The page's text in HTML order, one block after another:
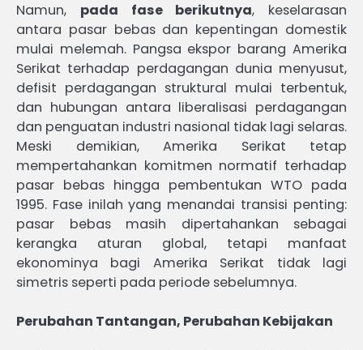
Namun, pada fase berikutnya, keselarasan
antara pasar bebas dan kepentingan domestik
mulai melemah. Pangsa ekspor barang Amerika
Serikat terhadap perdagangan dunia menyusut,
defisit perdagangan struktural mulai terbentuk,
dan hubungan antara liberalisasi perdagangan
dan penguatan industri nasional tidak lagi selaras.
Meski demikian, Amerika Serikat tetap
mempertahankan komitmen normatif terhadap
pasar bebas hingga pembentukan WTO pada
1995. Fase inilah yang menandai transisi penting:
pasar bebas masih dipertahankan sebagai
kerangka aturan global, tetapi manfaat
ekonominya bagi Amerika Serikat tidak lagi
simetris seperti pada periode sebelumnya.
Perubahan Tantangan, Perubahan Kebijakan